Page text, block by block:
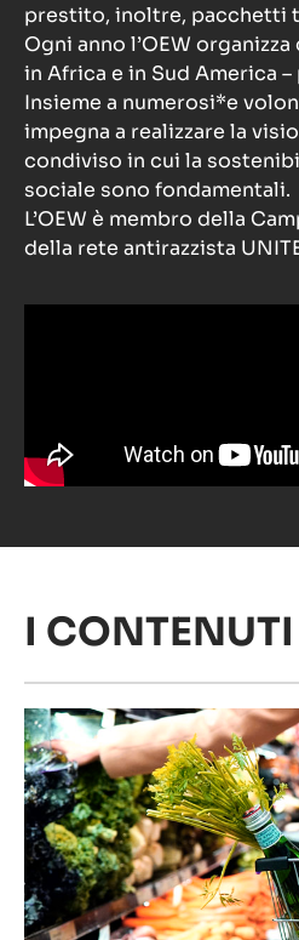
prestito, inoltre, pacchetti
Ogni anno l’OEW
in Africa e in Sud America
Insieme a numerosi*e
impegna a realizzare la
condiviso in cui la
sociale sono fondamentali.
L’OEW è membro della
della rete antirazzista
I CONTENUTI